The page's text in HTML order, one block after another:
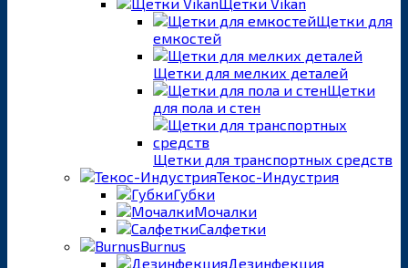
Щетки для
емкостей
Щетки для мелких деталей
Щетки
для пола и стен
Щетки для транспортных средств
Текос-Индустрия
Губки
Мочалки
Салфетки
Burnus
Дезинфекция